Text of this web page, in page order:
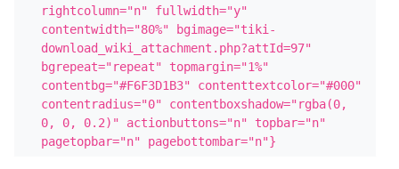
rightcolumn="n" fullwidth="y"
contentwidth="80%" bgimage="tiki-
download_wiki_attachment.php?attId=97"
bgrepeat="repeat" topmargin="1%"
contentbg="#F6F3D1B3" contenttextcolor="#000"
contentradius="0" contentboxshadow="rgba(0,
0, 0, 0.2)" actionbuttons="n" topbar="n"
pagetopbar="n" pagebottombar="n"}